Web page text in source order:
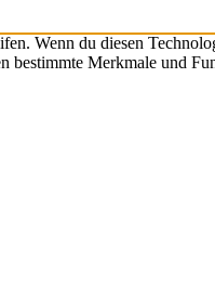
Wenn du diesen
bestimmte Merkmale und